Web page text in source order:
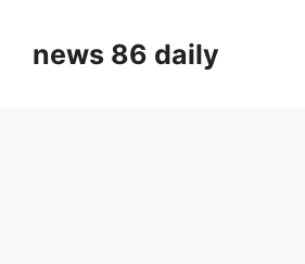
contentnews 86 daily